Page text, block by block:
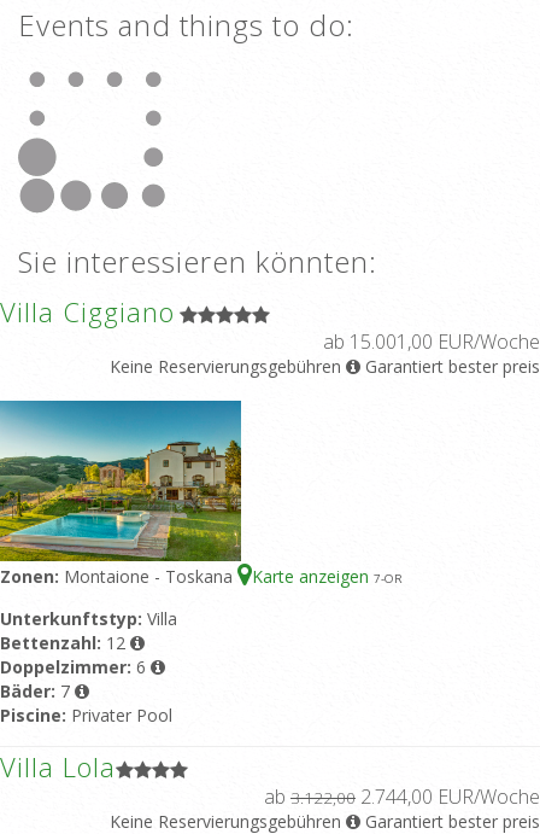
Events and things to do:
Sie interessieren könnten:
Villa Ciggiano
ab 15.001,00 EUR/Woche
Keine Reservierungsgebühren Garantiert bester preis
Zonen: Montaione - Toskana Karte anzeigen 7-OR
Unterkunftstyp: Villa
Bettenzahl: 12
Doppelzimmer: 6
Bäder: 7
Piscine: Privater Pool
Villa Lola
ab 3.122,00 2.744,00 EUR/Woche
Keine Reservierungsgebühren Garantiert bester preis